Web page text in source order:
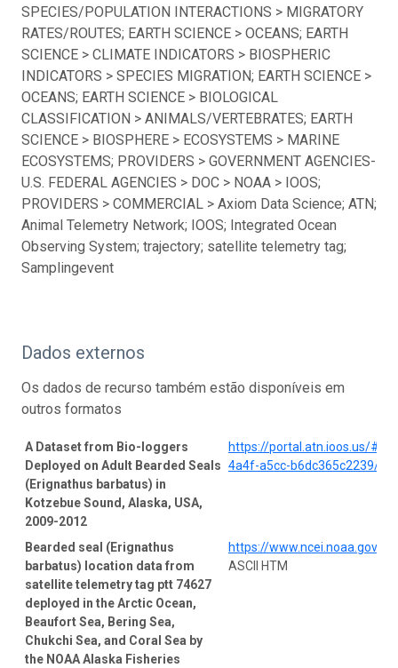
SPECIES/POPULATION INTERACTIONS > MIGRATORY
RATES/ROUTES; EARTH SCIENCE > OCEANS; EARTH
SCIENCE > CLIMATE INDICATORS > BIOSPHERIC
INDICATORS > SPECIES MIGRATION; EARTH SCIENCE >
OCEANS; EARTH SCIENCE > BIOLOGICAL
CLASSIFICATION > ANIMALS/VERTEBRATES; EARTH
SCIENCE > BIOSPHERE > ECOSYSTEMS > MARINE
ECOSYSTEMS; PROVIDERS > GOVERNMENT AGENCIES-
U.S. FEDERAL AGENCIES > DOC > NOAA > IOOS;
PROVIDERS > COMMERCIAL > Axiom Data Science; ATN;
Animal Telemetry Network; IOOS; Integrated Ocean
Observing System; trajectory; satellite telemetry tag;
Samplingevent
Dados externos
Os dados de recurso também estão disponíveis em
outros formatos
A Dataset from Bio-loggers
Deployed on Adult Bearded Seals
(Erignathus barbatus) in
Kotzebue Sound, Alaska, USA,
2009-2012
https://portal.atn.ioos.us/
4a4f-a5cc-b6dc365c2239/
Bearded seal (Erignathus
barbatus) location data from
satellite telemetry tag ptt 74627
deployed in the Arctic Ocean,
Beaufort Sea, Bering Sea,
Chukchi Sea, and Coral Sea by
the NOAA Alaska Fisheries
https://www.ncei.noaa.gov/
ASCII HTM